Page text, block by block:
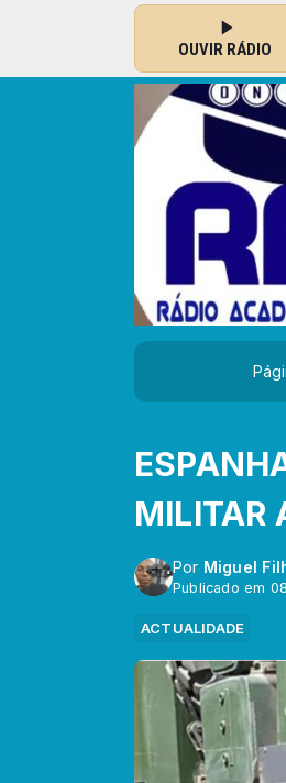
OUVIR RÁDIO
Reis Esteves das 16:00 às 16:59
MILITAR
Por Miguel
Publicado em
ACTUALIDADE